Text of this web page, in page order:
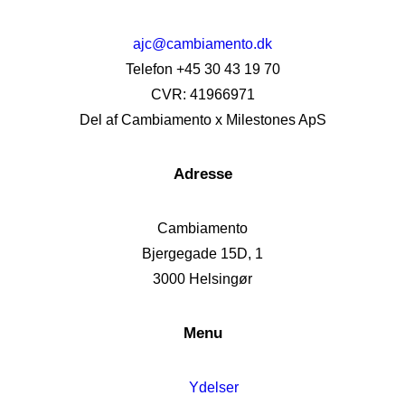
ajc@cambiamento.dk
Telefon +45 30 43 19 70
CVR: 41966971
Del af Cambiamento x Milestones ApS
Adresse
Cambiamento
Bjergegade 15D, 1
3000 Helsingør
Menu
Ydelser